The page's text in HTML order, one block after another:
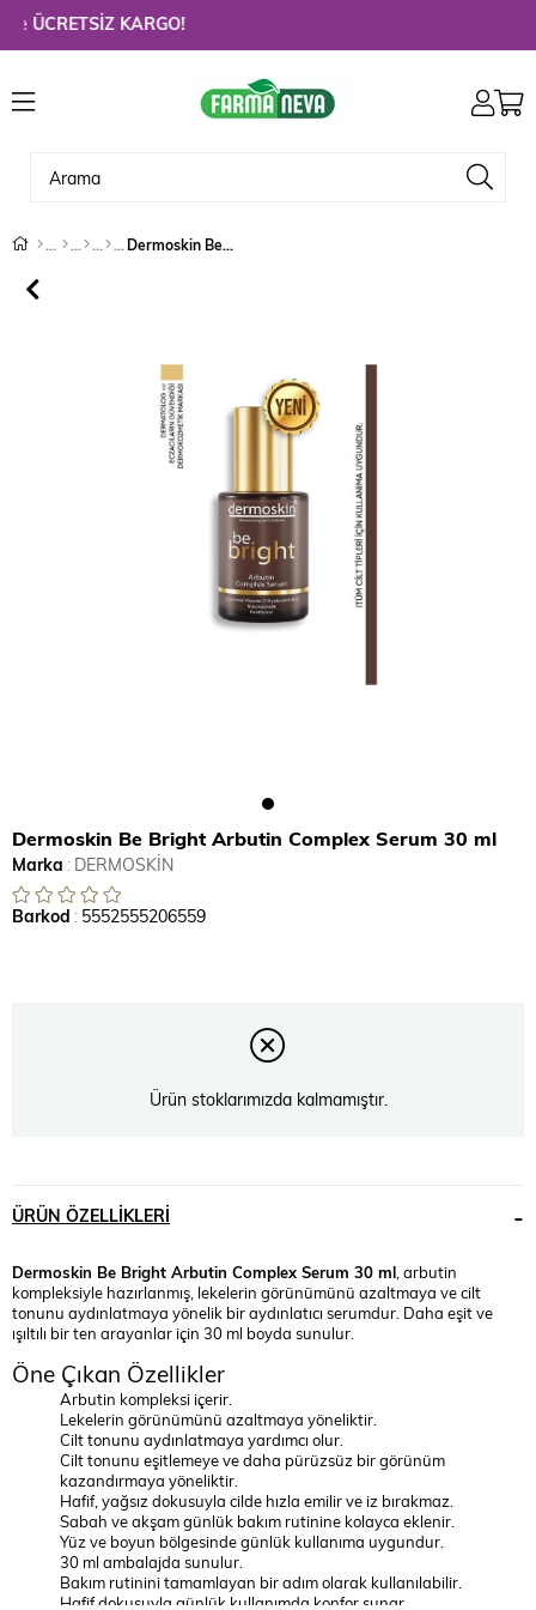
ÜCRETSİZ KARGO!
Dermoskin Be Bright Arbutin Complex Serum 30 ml
Dermoskin Be Bright Arbutin Complex Serum 30 ml
Marka : DERMOSKİN
Barkod : 5552555206559
Ürün stoklarımızda kalmamıştır.
ÜRÜN ÖZELLIKLERI
Dermoskin Be Bright Arbutin Complex Serum 30 ml , arbutin
kompleksiyle hazırlanmış, lekelerin görünümünü azaltmaya ve cilt
tonunu aydınlatmaya yönelik bir aydınlatıcı serumdur. Daha eşit ve
ışıltılı bir ten arayanlar için 30 ml boyda sunulur.
Öne Çıkan Özellikler
Arbutin kompleksi içerir.
Lekelerin görünümünü azaltmaya yöneliktir.
Cilt tonunu aydınlatmaya yardımcı olur.
Cilt tonunu eşitlemeye ve daha pürüzsüz bir görünüm
kazandırmaya yöneliktir.
Hafif, yağsız dokusuyla cilde hızla emilir ve iz bırakmaz.
Sabah ve akşam günlük bakım rutinine kolayca eklenir.
Yüz ve boyun bölgesinde günlük kullanıma uygundur.
30 ml ambalajda sunulur.
Bakım rutinini tamamlayan bir adım olarak kullanılabilir.
Hafif dokusuyla günlük kullanımda konfor sunar.